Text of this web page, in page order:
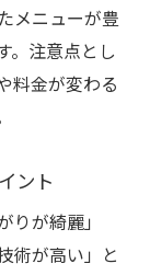
メニューが豊
。注意点とし
料金が変わる
ント
が綺麗」
術が高い」と